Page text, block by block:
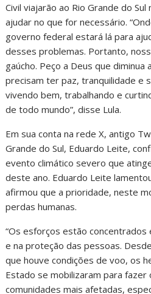
Civil viajarão ao Rio Grande do
ajudar no que for necessário.
governo federal estará lá para
desses problemas. Portanto,
gaúcho. Peço a Deus que
precisam ter paz, tranquilidade e
vivendo bem, trabalhando e
de todo mundo”, disse Lula.
Em sua conta na rede X, antigo
Grande do Sul, Eduardo Leite,
evento climático severo que
deste ano. Eduardo Leite
afirmou que a prioridade, neste
perdas humanas.
“Os esforços estão
e na proteção das pessoas.
que houve condições de voo, os
Estado se mobilizaram para fazer
comunidades mais afetadas,